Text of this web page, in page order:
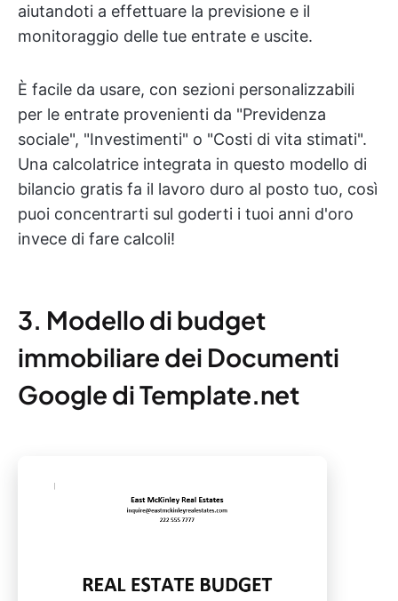
aiutandoti a effettuare la previsione e il
monitoraggio delle tue entrate e uscite.
È facile da usare, con sezioni personalizzabili
per le entrate provenienti da "Previdenza
sociale", "Investimenti" o "Costi di vita stimati".
Una calcolatrice integrata in questo modello di
bilancio gratis fa il lavoro duro al posto tuo, così
puoi concentrarti sul goderti i tuoi anni d'oro
invece di fare calcoli!
3. Modello di budget
immobiliare dei Documenti
Google di Template.net